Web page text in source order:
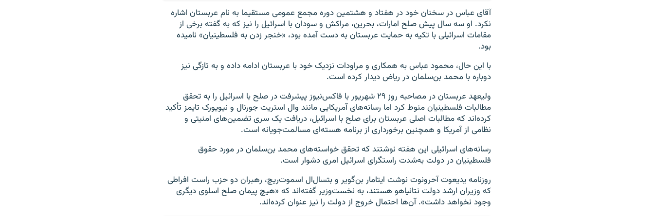
آقای عباس در سخنان خود در هفتاد و هشتمین دوره مجمع عمومی مستقیما به نام عربستان اشاره
نکرد. او سه سال پیش صلح امارات، بحرین، مراکش و سودان با اسرائیل را نیز که به گفته برخی از
مقامات اسرائیلی با تکیه به حمایت عربستان به دست آمده بود، «خنجر زدن به فلسطینیان» نامیده
بود.
با این حال، محمود عباس به همکاری و مراودات نزدیک خود با عربستان ادامه داده و به تازگی نیز
دوباره با محمد بن‌سلمان در ریاض دیدار کرده است.
ولیعهد عربستان در مصاحبه روز ۲۹ شهریور با فاکس‌نیوز پیشرفت در صلح با اسرائیل را به تحقق
مطالبات فلسطینیان منوط کرد اما رسانه‌های آمریکایی مانند وال استریت جورنال و نیویورک تایمز تأکید
کرده‌اند که مطالبات اصلی عربستان برای صلح با اسرائیل، دریافت یک سری تضمین‌های امنیتی و
نظامی از آمریکا و همچنین برخورداری از برنامه هسته‌ای مسالمت‌جویانه است.
رسانه‌های اسرائیلی این هفته نوشتند که تحقق خواسته‌های محمد بن‌سلمان در مورد حقوق
فلسطینیان در دولت به‌شدت راستگرای اسرائیل امری دشوار است.
روزنامه یدیعوت آحرونوت نوشت ایتامار بن‌گویر و بتسال‌ال اسموت‌ریچ، رهبران دو حزب راست افراطی
که وزیران ارشد دولت نتانیاهو هستند، به نخست‌وزیر گفته‌اند که «هیچ پیمان صلح اسلوی دیگری
وجود نخواهد داشت». آن‌ها احتمال خروج از دولت را نیز عنوان کرده‌اند.